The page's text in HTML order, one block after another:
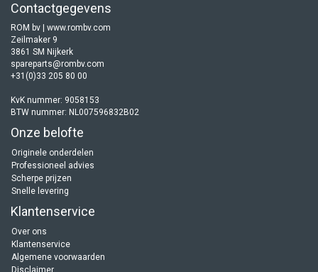
Contactgegevens
ROM bv | www.rombv.com
Zeilmaker 9
3861 SM Nijkerk
spareparts@rombv.com
+31(0)33 205 80 00
KvK nummer: 9058153
BTW nummer: NL007596832B02
Onze belofte
Originele onderdelen
Professioneel advies
Scherpe prijzen
Snelle levering
Klantenservice
Over ons
Klantenservice
Algemene voorwaarden
Disclaimer